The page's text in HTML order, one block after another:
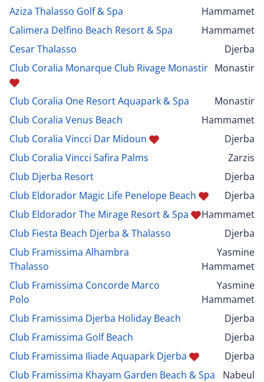
Aziza Thalasso Golf & Spa
Hammamet
Calimera Delfino Beach Resort & Spa
Hammamet
Cesar Thalasso
Djerba
Club Coralia Monarque Club Rivage Monastir Monastir
Club Coralia One Resort Aquapark & Spa
Monastir
Club Coralia Venus Beach
Hammamet
Club Coralia Vincci Dar Midoun
Djerba
Club Coralia Vincci Safira Palms
Zarzis
Club Djerba Resort
Djerba
Club Eldorador Magic Life Penelope Beach
Djerba
Club Eldorador The Mirage Resort & Spa
Hammamet
Club Fiesta Beach Djerba & Thalasso
Djerba
Club Framissima Alhambra
Thalasso
Yasmine
Hammamet
Club Framissima Concorde Marco
Polo
Yasmine
Hammamet
Club Framissima Djerba Holiday Beach
Djerba
Club Framissima Golf Beach
Djerba
Club Framissima Iliade Aquapark Djerba
Djerba
Club Framissima Khayam Garden Beach & Spa
Nabeul